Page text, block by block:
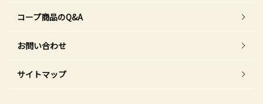
コープ商品のQ&A
お問い合わせ
サイトマップ